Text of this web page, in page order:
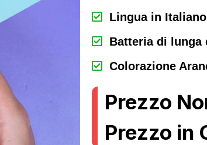
Lingua in Italiano
Batteria di lunga
Colorazione
Prezzo
Prezzo in